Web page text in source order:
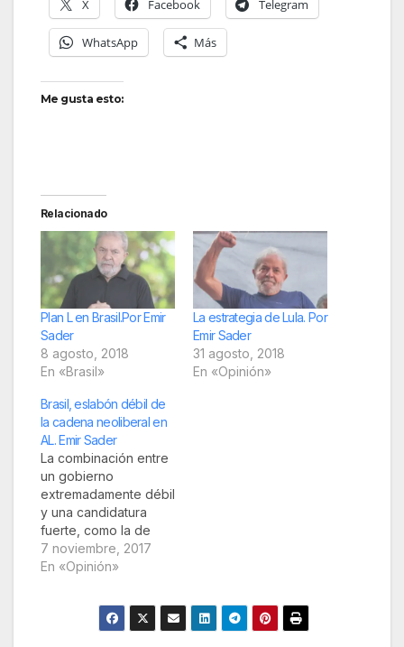
X Facebook Telegram
WhatsApp Más
Me gusta esto:
Relacionado
Plan L en Brasil.Por Emir
Sader
8 agosto, 2018
En «Brasil»
La estrategia de Lula. Por
Emir Sader
31 agosto, 2018
En «Opinión»
Brasil, eslabón débil de
la cadena neoliberal en
AL. Emir Sader
La combinación entre
un gobierno
extremadamente débil
y una candidatura
fuerte, como la de
Lula, es lo que hace
que la disputa en
para el futuro del país
y de toda América
7 noviembre, 2017
En «Opinión»